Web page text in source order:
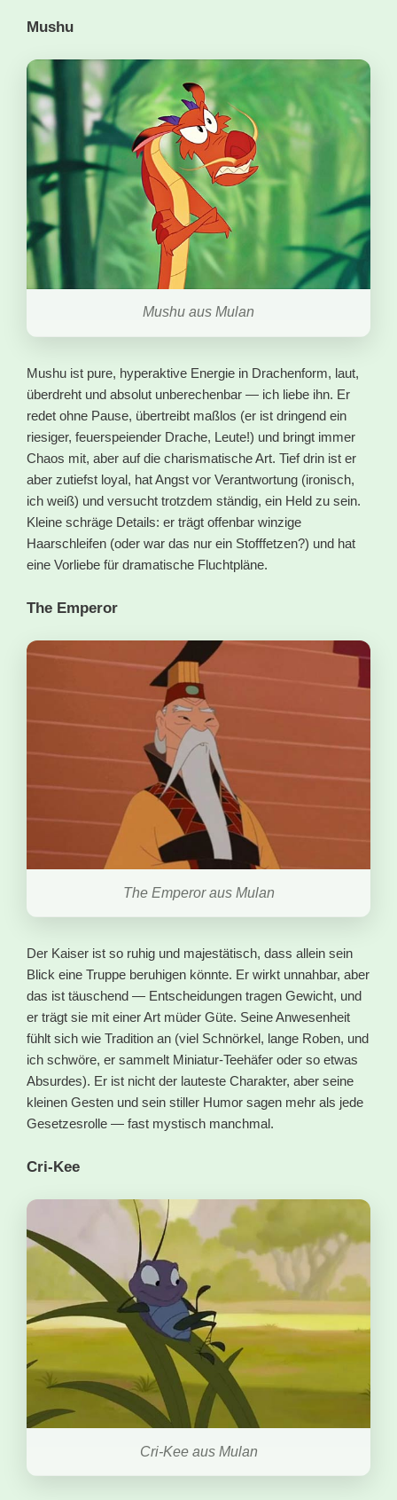
Mushu
Mushu aus Mulan
Mushu ist pure, hyperaktive Energie in Drachenform, laut,
überdreht und absolut unberechenbar — ich liebe ihn. Er
redet ohne Pause, übertreibt maßlos (er ist dringend ein
riesiger, feuerspeiender Drache, Leute!) und bringt immer
Chaos mit, aber auf die charismatische Art. Tief drin ist er
aber zutiefst loyal, hat Angst vor Verantwortung (ironisch,
ich weiß) und versucht trotzdem ständig, ein Held zu sein.
Kleine schräge Details: er trägt offenbar winzige
Haarschleifen (oder war das nur ein Stofffetzen?) und hat
eine Vorliebe für dramatische Fluchtpläne.
The Emperor
The Emperor aus Mulan
Der Kaiser ist so ruhig und majestätisch, dass allein sein
Blick eine Truppe beruhigen könnte. Er wirkt unnahbar, aber
das ist täuschend — Entscheidungen tragen Gewicht, und
er trägt sie mit einer Art müder Güte. Seine Anwesenheit
fühlt sich wie Tradition an (viel Schnörkel, lange Roben, und
ich schwöre, er sammelt Miniatur-Teehäfer oder so etwas
Absurdes). Er ist nicht der lauteste Charakter, aber seine
kleinen Gesten und sein stiller Humor sagen mehr als jede
Gesetzesrolle — fast mystisch manchmal.
Cri-Kee
Cri-Kee aus Mulan